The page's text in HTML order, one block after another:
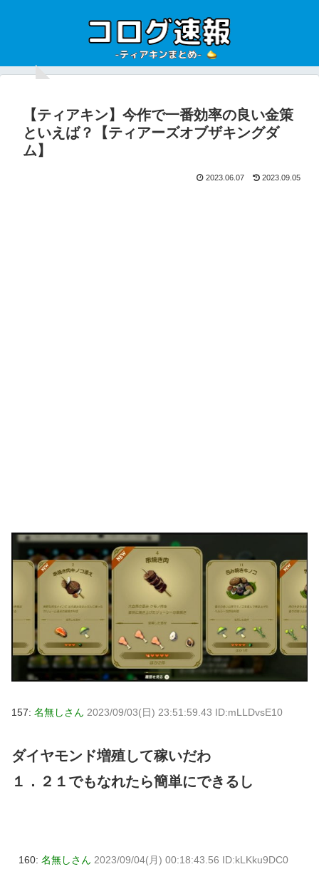
【ティアキン】今作で一番効率の良い金策
といえば？【ティアーズオブザキングダ
ム】
2023.06.07 2023.09.05
157: 名無しさん 2023/09/03(日) 23:51:59.43 ID:mLLDvsE10
ダイヤモンド増殖して稼いだわ
１．２１でもなれたら簡単にできるし
160: 名無しさん 2023/09/04(月) 00:18:43.56 ID:kLKku9DC0